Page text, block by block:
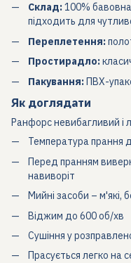
Склад:100%
підходить для
Переплетення:
Простирадло:
Пакування:ПВХ-
Як доглядати
Ранфорс невибагливий і
Температура прання
Перед пранням
навиворіт
Мийні засоби – м'які,
Віджим до 600 об/хв
Сушіння у
Прасується легко на